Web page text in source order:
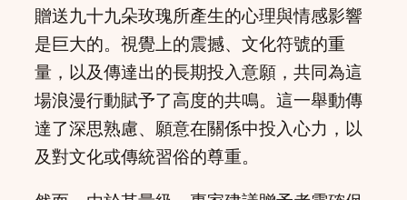
贈送九十九朵玫瑰所產生的心理與情感影響
是巨大的。視覺上的震撼、文化符號的重
量，以及傳達出的長期投入意願，共同為這
場浪漫行動賦予了高度的共鳴。這一舉動傳
達了深思熟慮、願意在關係中投入心力，以
及對文化或傳統習俗的尊重。